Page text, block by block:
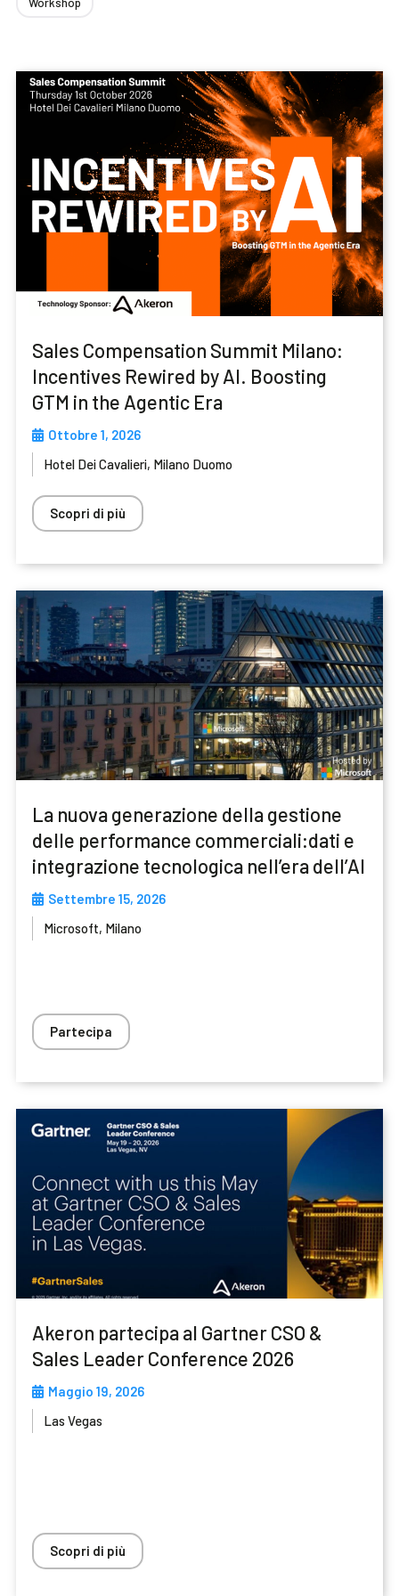
Contattaci
Akeron Corporate
Community
Sales Compensation Summit Milano:
Incentives Rewired by AI. Boosting
GTM in the Agentic Era
Ottobre 1, 2026
Hotel Dei Cavalieri, Milano Duomo
Scopri di più
La nuova generazione della gestione
delle performance commerciali:dati e
integrazione tecnologica nell’era dell’AI
Settembre 15, 2026
Microsoft, Milano
Partecipa
Akeron partecipa al Gartner CSO &
Sales Leader Conference 2026
Maggio 19, 2026
Las Vegas
Scopri di più